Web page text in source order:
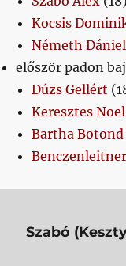
Kocsis
Németh Dániel
először padon
Dúzs Gellért
Keresztes Noel
Bartha Botond
Szabó